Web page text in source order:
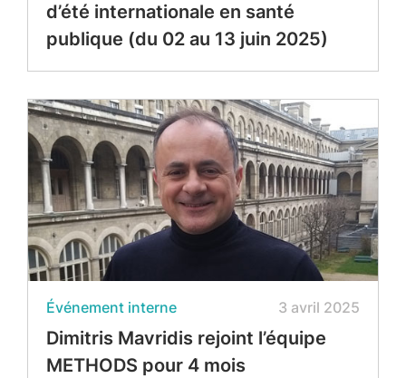
d’été internationale en santé
publique (du 02 au 13 juin 2025)
Événement interne 3 avril 2025
Dimitris Mavridis rejoint l’équipe
METHODS pour 4 mois